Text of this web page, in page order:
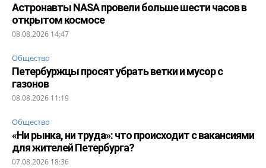
Астронавты NASA провели больше шести часов в
открытом космосе
08.08.2026 14:47
Общество
Петербуржцы просят убрать ветки и мусор с
газонов
08.08.2026 11:19
Общество
«Ни рынка, ни труда»: что происходит с вакансиями
для жителей Петербурга?
07.08.2026 18:36